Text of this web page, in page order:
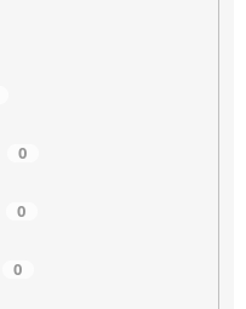
0
0
0